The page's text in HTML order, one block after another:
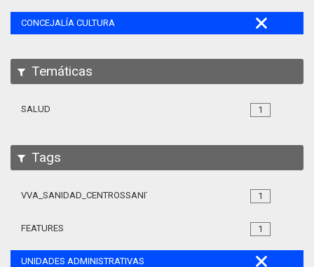
CONCEJALÍA CULTURA
Temáticas
1
SALUD
Tags
1
VVA_SANIDAD_CENTROSSANITARIOS_105
1
FEATURES
UNIDADES ADMINISTRATIVAS